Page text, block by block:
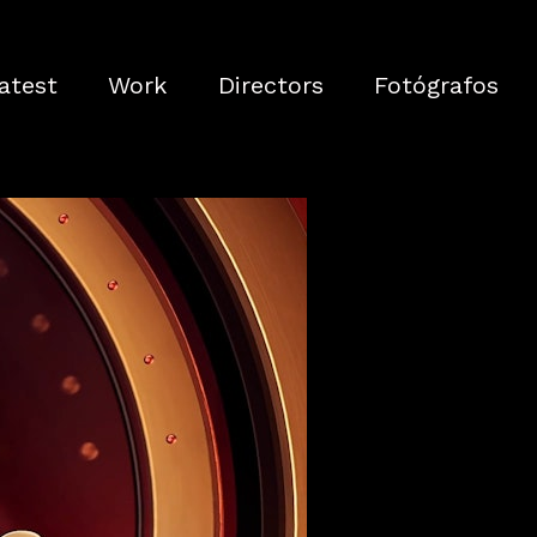
Work Directors Fotógrafos